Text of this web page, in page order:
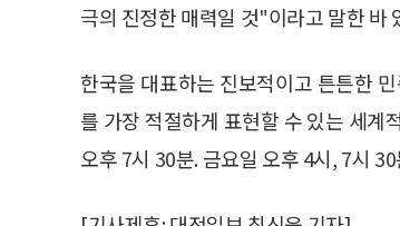
극의 진정한 매력일 것"이라고 말한 바
한국을 대표하는 진보적이고 튼튼한
를 가장 적절하게 표현할 수 있는 세계
오후 7시 30분. 금요일 오후 4시, 7시